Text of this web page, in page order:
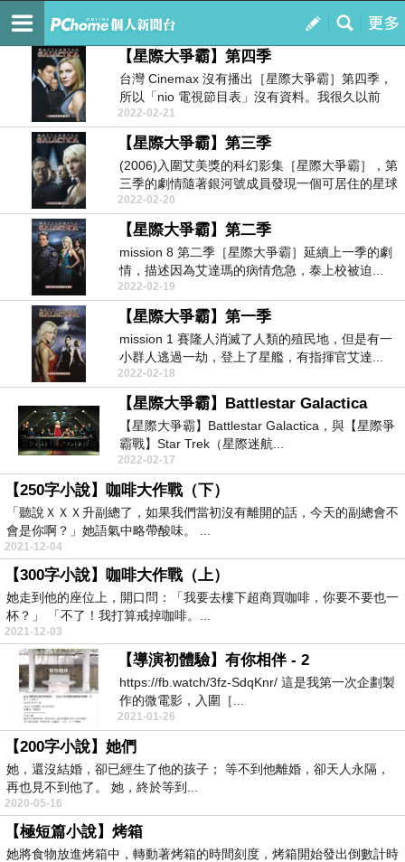
我的
訂閱
人生以外的風景
【星際大爭霸】第四季
台灣 Cinemax 沒有播出［星際大爭霸］第四季，
所以「nio 電視節目表」沒有資料。我很久以前
買...
2022-02-21
【星際大爭霸】第三季
(2006)入圍艾美獎的科幻影集［星際大爭霸］，第
三季的劇情隨著銀河號成員發現一個可居住的星球
而展開...
2022-02-20
【星際大爭霸】第二季
mission 8 第二季［星際大爭霸］延續上一季的劇
情，描述因為艾達瑪的病情危急，泰上校被迫...
2022-02-19
【星際大爭霸】第一季
mission 1 賽隆人消滅了人類的殖民地，但是有一
小群人逃過一劫，登上了星艦，有指揮官艾達...
2022-02-18
【星際大爭霸】Battlestar Galactica
【星際大爭霸】Battlestar Galactica，與【星際爭
霸戰】Star Trek（星際迷航...
2022-02-17
【250字小說】咖啡大作戰（下）
「聽說ＸＸＸ升副總了，如果我們當初沒有離開的話，今天的副總會不
會是你啊？」她語氣中略帶酸味。 ...
2021-12-04
【300字小說】咖啡大作戰（上）
她走到他的座位上，開口問：「我要去樓下超商買咖啡，你要不要也一
杯？」 「不了！我打算戒掉咖啡。...
2021-12-03
【導演初體驗】有你相伴 - 2
https://fb.watch/3fz-SdqKnr/ 這是我第一次企劃製
作的微電影，入圍［...
2021-01-26
【200字小說】她們
她，還沒結婚，卻已經生了他的孩子； 等不到他離婚，卻天人永隔，
再也見不到他了。 她，終於等到...
2020-05-16
【極短篇小說】烤箱
她將食物放進烤箱中，轉動著烤箱的時間刻度，烤箱開始發出倒數計時